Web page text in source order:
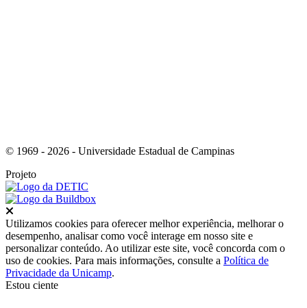
© 1969 - 2026 - Universidade Estadual de Campinas
Projeto
Utilizamos cookies para oferecer melhor experiência, melhorar o
desempenho, analisar como você interage em nosso site e
personalizar conteúdo. Ao utilizar este site, você concorda com o
uso de cookies. Para mais informações, consulte a Política de
Privacidade da Unicamp.
Estou ciente